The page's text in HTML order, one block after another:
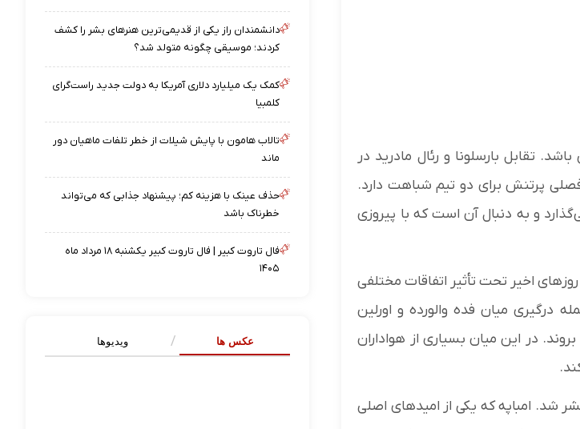
تقابل بارسلونا و رئال مادرید در
فصلی پرتنش برای دو تیم شباهت دارد.
و به دنبال آن است که با پیروزی
اخیر تحت تأثیر اتفاقات مختلفی
درگیری میان فده والورده و اورلین
در این میان بسیاری از هواداران
شد. امباپه که یکی از امیدهای اصلی
دانشمندان راز یکی از قدیمی‌ترین هنرهای بشر را کشف
کردند؛ موسیقی چگونه متولد شد؟
کمک یک میلیارد دلاری آمریکا به دولت جدید راست‌گرای
کلمبیا
تالاب هامون با پایش شیلات از خطر تلفات ماهیان دور
ماند
حذف عینک با هزینه کم؛ پیشنهاد جذابی که می‌تواند
خطرناک باشد
فال تاروت کبیر | فال تاروت کبیر یکشنبه ۱۸ مرداد ماه
۱۴۰۵
عکس ها ویدیوها